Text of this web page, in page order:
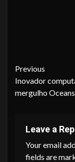
Continue
Reading
Previous
Inovador
mergulho Oceans
Leave a
Your email
fields are